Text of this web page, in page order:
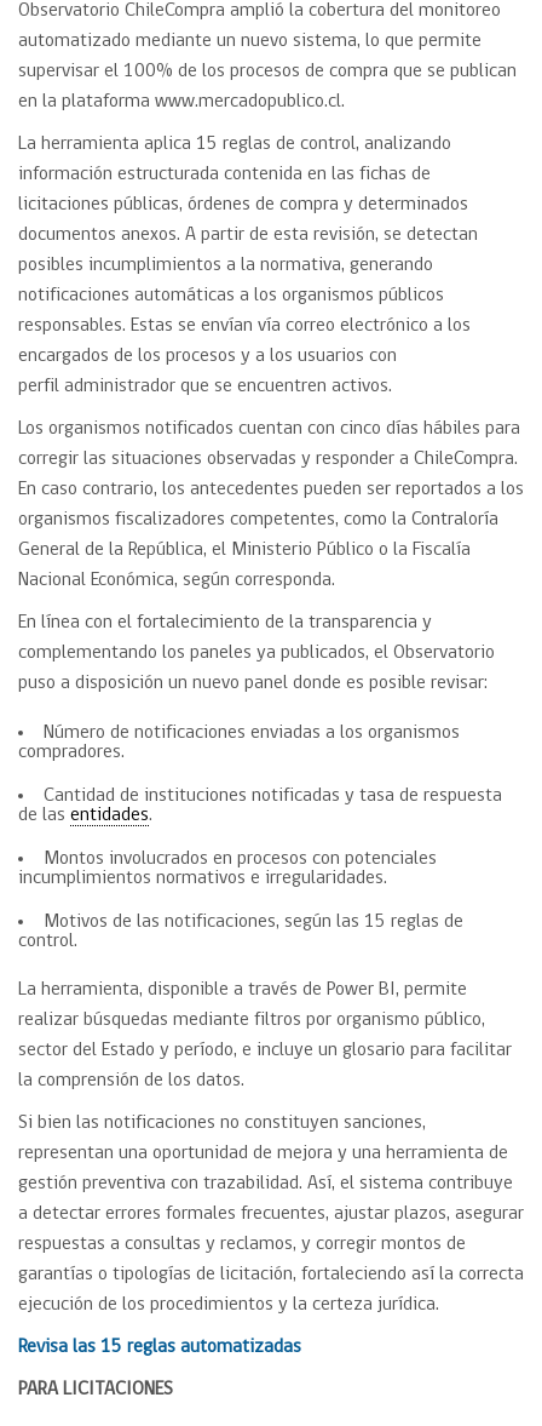
Observatorio ChileCompra amplió la cobertura del monitoreo
automatizado mediante un nuevo sistema, lo que permite
supervisar el 100% de los procesos de compra que se publican
en la plataforma www.mercadopublico.cl.
La herramienta aplica 15 reglas de control, analizando
información estructurada contenida en las fichas de
licitaciones públicas, órdenes de compra y determinados
documentos anexos. A partir de esta revisión, se detectan
posibles incumplimientos a la normativa, generando
notificaciones automáticas a los organismos públicos
responsables. Estas se envían vía correo electrónico a los
encargados de los procesos y a los usuarios con
perfil administrador que se encuentren activos.
Los organismos notificados cuentan con cinco días hábiles para
corregir las situaciones observadas y responder a ChileCompra.
En caso contrario, los antecedentes pueden ser reportados a los
organismos fiscalizadores competentes, como la Contraloría
General de la República, el Ministerio Público o la Fiscalía
Nacional Económica, según corresponda.
En línea con el fortalecimiento de la transparencia y
complementando los paneles ya publicados, el Observatorio
puso a disposición un nuevo panel donde es posible revisar:
Número de notificaciones enviadas a los organismos
compradores.
Cantidad de instituciones notificadas y tasa de respuesta
de las entidades.
Montos involucrados en procesos con potenciales
incumplimientos normativos e irregularidades.
Motivos de las notificaciones, según las 15 reglas de
control.
La herramienta, disponible a través de Power BI, permite
realizar búsquedas mediante filtros por organismo público,
sector del Estado y período, e incluye un glosario para facilitar
la comprensión de los datos.
Si bien las notificaciones no constituyen sanciones,
representan una oportunidad de mejora y una herramienta de
gestión preventiva con trazabilidad. Así, el sistema contribuye
a detectar errores formales frecuentes, ajustar plazos, asegurar
respuestas a consultas y reclamos, y corregir montos de
garantías o tipologías de licitación, fortaleciendo así la correcta
ejecución de los procedimientos y la certeza jurídica.
Revisa las 15 reglas automatizadas
PARA LICITACIONES